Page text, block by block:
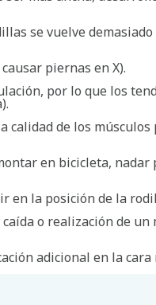
se vuelve
piernas en X).
por lo que los
calidad de los
en bicicleta, nadar
en la posición de la
o realización de un
adicional en la